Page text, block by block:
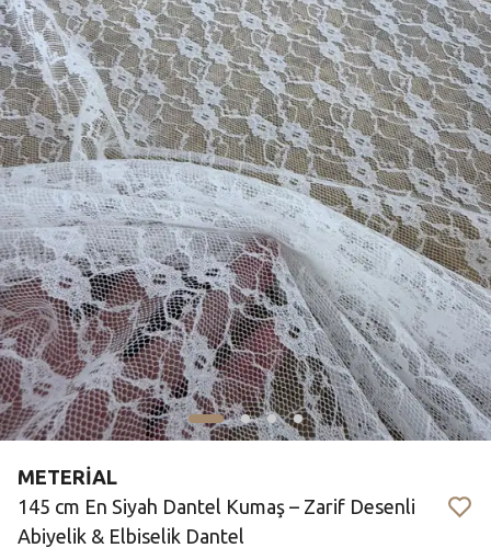
METERİAL
145 cm En Siyah Dantel Kumaş – Zarif Desenli
Abiyelik & Elbiselik Dantel